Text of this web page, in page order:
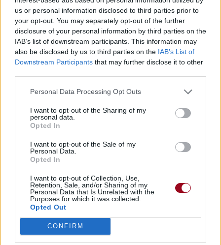
us or personal information disclosed to third parties prior to
your opt-out. You may separately opt-out of the further
disclosure of your personal information by third parties on the
IAB’s list of downstream participants. This information may
also be disclosed by us to third parties on the IAB’s List of
Downstream Participants that may further disclose it to other
Personal Data Processing Opt Outs
I want to opt-out of the Sharing of my
personal data.
Opted In
I want to opt-out of the Sale of my
Personal Data.
Opted In
I want to opt-out of Collection, Use,
Retention, Sale, and/or Sharing of my
Personal Data that Is Unrelated with the
Purposes for which it was collected.
Opted Out
CONFIRM
meilleur prix sur
Paroles + Traduction Téléchargement
Vidéos
Commentaires
Dire «merci» pour cette traduction